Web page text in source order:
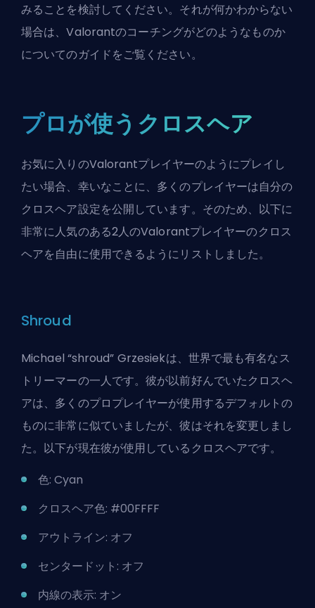
みることを検討してください。それが何かわからない
場合は、Valorantのコーチングがどのようなものか
についてのガイドをご覧ください。
プロが使うクロスヘア
お気に入りのValorantプレイヤーのようにプレイし
たい場合、幸いなことに、多くのプレイヤーは自分の
クロスヘア設定を公開しています。そのため、以下に
非常に人気のある2人のValorantプレイヤーのクロス
ヘアを自由に使用できるようにリストしました。
Shroud
Michael “shroud” Grzesiekは、世界で最も有名なス
トリーマーの一人です。彼が以前好んでいたクロスヘ
アは、多くのプロプレイヤーが使用するデフォルトの
ものに非常に似ていましたが、彼はそれを変更しまし
た。以下が現在彼が使用しているクロスヘアです。
色: Cyan
クロスヘア色: #00FFFF
アウトライン: オフ
センタードット: オフ
内線の表示: オン